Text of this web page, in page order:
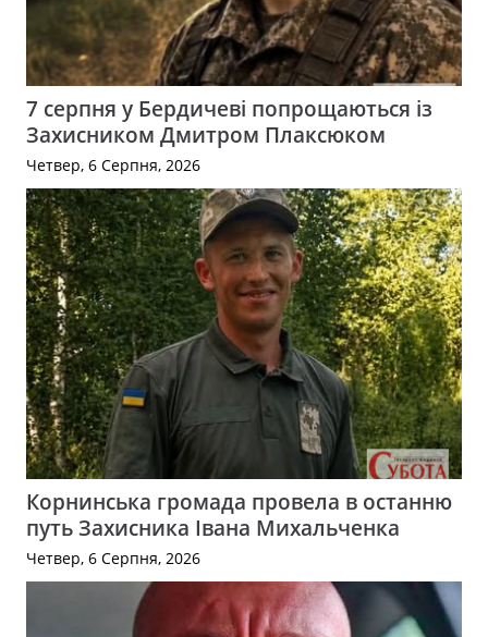
7 серпня у Бердичеві попрощаються із
Захисником Дмитром Плаксюком
Четвер, 6 Серпня, 2026
Корнинська громада провела в останню
путь Захисника Івана Михальченка
Четвер, 6 Серпня, 2026